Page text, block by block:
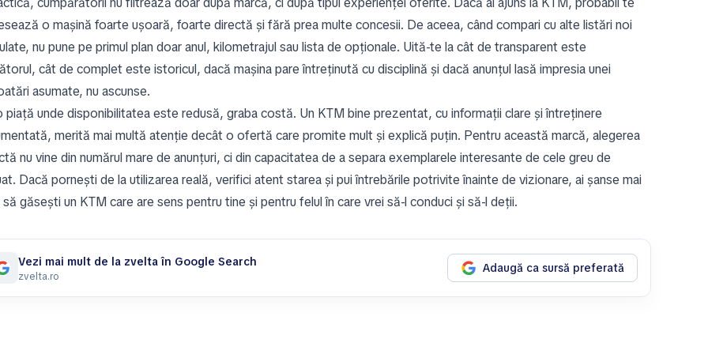
o mașină foarte ușoară, foarte directă și fără prea multe concesii. De aceea, când compari cu alte listări noi
nu pune pe primul plan doar anul, kilometrajul sau lista de opționale. Uită-te la cât de transparent este
cât de complet este istoricul, dacă mașina pare întreținută cu disciplină și dacă anunțul lasă impresia unei
asumate, nu ascunse.
piață unde disponibilitatea este redusă, graba costă. Un KTM bine prezentat, cu informații clare și întreținere
merită mai multă atenție decât o ofertă care promite mult și explică puțin. Pentru această marcă, alegerea
nu vine din numărul mare de anunțuri, ci din capacitatea de a separa exemplarele interesante de cele greu de
Dacă pornești de la utilizarea reală, verifici atent starea și pui întrebările potrivite înainte de vizionare, ai șanse mai
să găsești un KTM care are sens pentru tine și pentru felul în care vrei să-l conduci și să-l deții.
Vezi mai mult de la zvelta în Google Search
zvelta.ro
Adaugă ca sursă preferată